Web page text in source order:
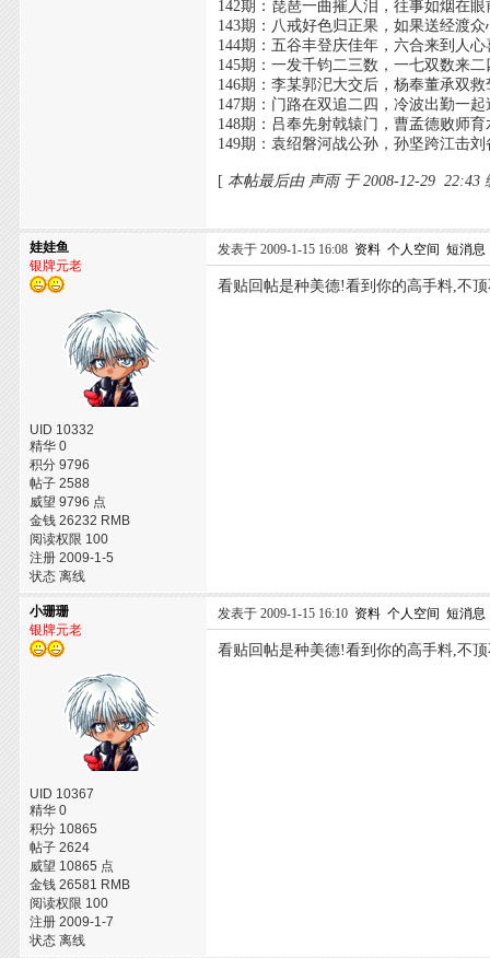
142期：琵琶一曲摧人泪，往事如烟在眼
143期：八戒好色归正果，如果送经渡众
144期：五谷丰登庆佳年，六合来到人心
145期：一发千钧二三数，一七双数来二
146期：李某郭汜大交后，杨奉董承双救
147期：门路在双追二四，冷波出勤一起
148期：吕奉先射戟辕门，曹孟德败师育
149期：袁绍磐河战公孙，孙坚跨江击刘
[ 本帖最后由 声雨 于 2008-12-29 22:43
娃娃鱼
银牌元老
UID 10332
精华 0
积分 9796
帖子 2588
威望 9796 点
金钱 26232 RMB
阅读权限 100
注册 2009-1-5
状态 离线
发表于 2009-1-15 16:08 资料 个人空间 短消息
看贴回帖是种美德!看到你的高手料,不
小珊珊
银牌元老
UID 10367
精华 0
积分 10865
帖子 2624
威望 10865 点
金钱 26581 RMB
阅读权限 100
注册 2009-1-7
状态 离线
发表于 2009-1-15 16:10 资料 个人空间 短消息
看贴回帖是种美德!看到你的高手料,不